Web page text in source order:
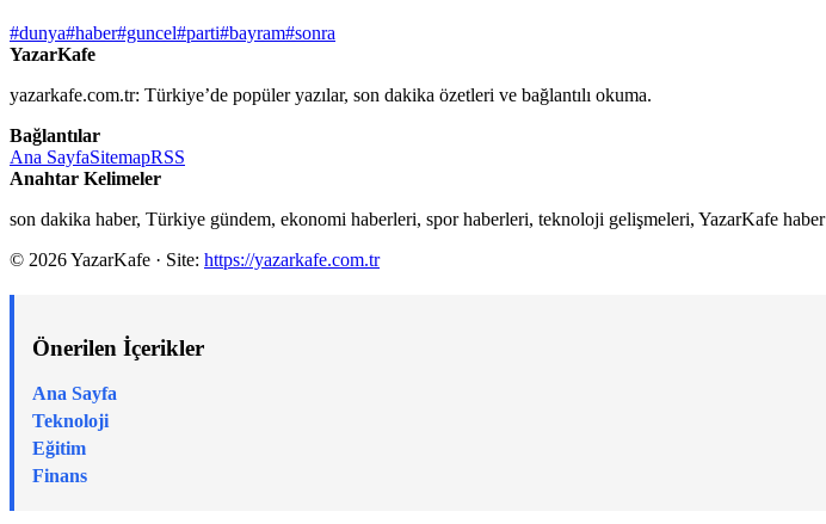
#dunya#haber#guncel#parti#bayram#sonra
YazarKafe
yazarkafe.com.tr: Türkiye’de popüler yazılar, son dakika özetleri ve bağlantılı okuma.
Bağlantılar
Ana SayfaSitemapRSS
Anahtar Kelimeler
son dakika haber, Türkiye gündem, ekonomi haberleri, spor haberleri, teknoloji gelişmeleri, YazarKafe haber
© 2026 YazarKafe · Site: https://yazarkafe.com.tr
Önerilen İçerikler
Ana Sayfa
Teknoloji
Eğitim
Finans